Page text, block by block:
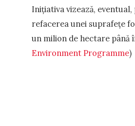
Inițiativa vizează,
refacerea unei suprafețe
un milion de hectare până
Environment Programme)